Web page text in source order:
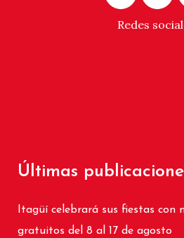
Redes
Últimas
Itagüí celebrará sus fiestas con
gratuitos del 8 al 17 de agosto